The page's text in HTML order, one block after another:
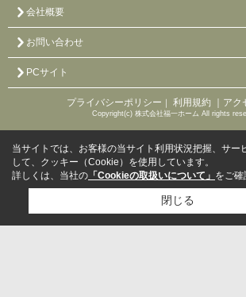
会社概要
お問い合わせ
PCサイト
プライバシーポリシー ｜ 利用規約 ｜ア
Copyright(c) 株式会社福一ホーム All rights
当サイトでは、お客様の当サイト利用状況把握、サー
して、クッキー（Cookie）を使用しています。
詳しくは、当社の 「Cookieの取扱いについて」 をご確
閉じる